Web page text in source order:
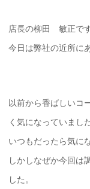
店長の柳田 敏正です
今日は弊社の近所に
以前から香ばしいコ
く気になっていました
いつもだったら気に
しかしなぜか今回は
した。